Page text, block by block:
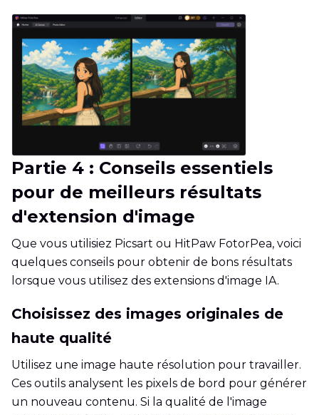
Partie 4 : Conseils essentiels
pour de meilleurs résultats
d'extension d'image
Que vous utilisiez Picsart ou HitPaw FotorPea, voici
quelques conseils pour obtenir de bons résultats
lorsque vous utilisez des extensions d'image IA.
Choisissez des images originales de
haute qualité
Utilisez une image haute résolution pour travailler.
Ces outils analysent les pixels de bord pour générer
un nouveau contenu. Si la qualité de l'image